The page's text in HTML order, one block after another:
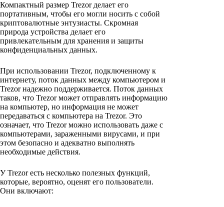
Компактный размер Trezor делает его
портативным, чтобы его могли носить с собой
криптовалютные энтузиасты. Скромная
природа устройства делает его
привлекательным для хранения и защиты
конфиденциальных данных.
При использовании Trezor, подключенному к
интернету, поток данных между компьютером и
Trezor надежно поддерживается. Поток данных
таков, что Trezor может отправлять информацию
на компьютер, но информация не может
передаваться с компьютера на Trezor. Это
означает, что Trezor можно использовать даже с
компьютерами, зараженными вирусами, и при
этом безопасно и адекватно выполнять
необходимые действия.
У Trezor есть несколько полезных функций,
которые, вероятно, оценят его пользователи.
Они включают: